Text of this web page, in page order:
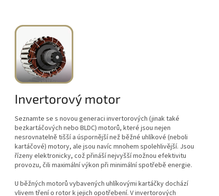
Invertorový motor
Seznamte se s novou generaci invertorových (jinak také
bezkartáčových nebo BLDC) motorů, které jsou nejen
nesrovnatelně tišší a úspornější než běžné uhlíkové (neboli
kartáčové) motory, ale jsou navíc mnohem spolehlivější. Jsou
řízeny elektronicky, což přináší nejvyšší možnou efektivitu
provozu, čili maximální výkon při minimální spotřebě energie.
U běžných motorů vybavených uhlíkovými kartáčky dochází
vlivem tření o rotor k jejich opotřebení. V invertorových